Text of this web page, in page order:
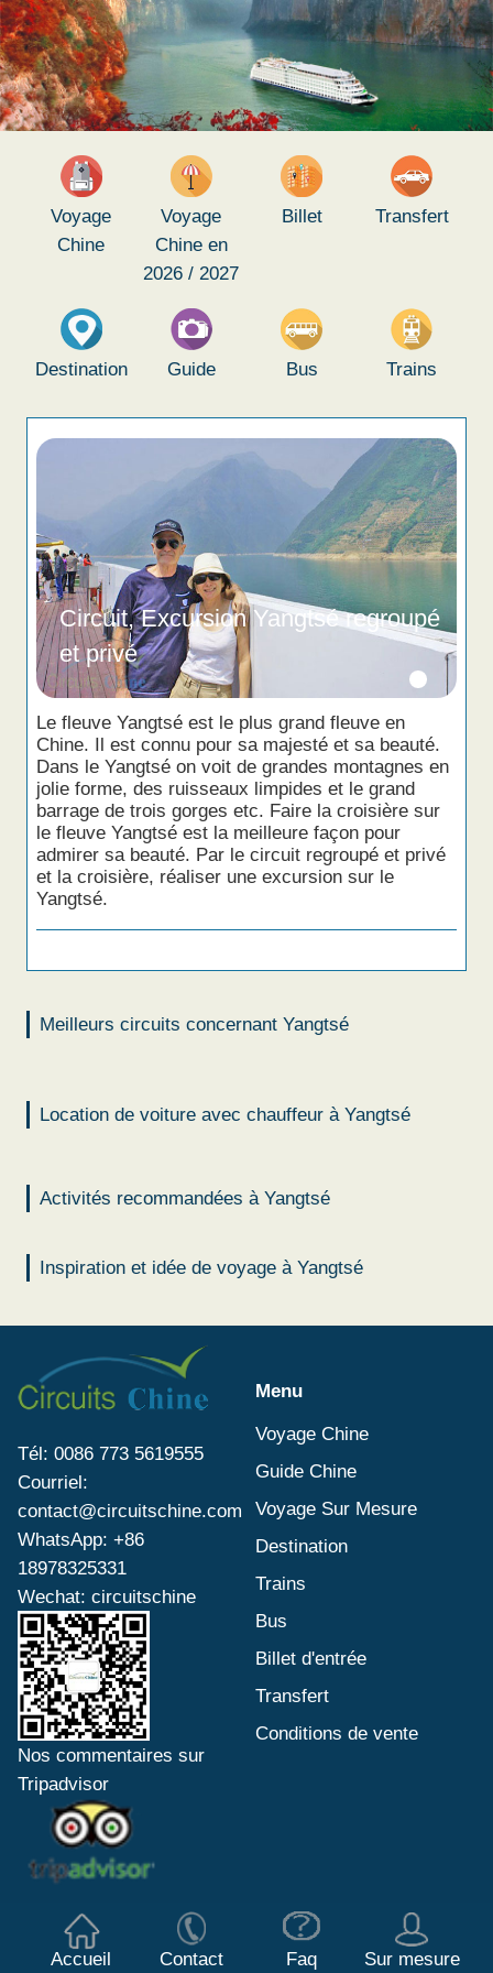
Voyage
Chine
Voyage
Chine en
2026 / 2027
Billet Transfert
Destination Guide Bus Trains
Circuit, Excursion Yangtsé regroupé
et privé
Le fleuve Yangtsé est le plus grand fleuve en
Chine. Il est connu pour sa majesté et sa beauté.
Dans le Yangtsé on voit de grandes montagnes en
jolie forme, des ruisseaux limpides et le grand
barrage de trois gorges etc. Faire la croisière sur
le fleuve Yangtsé est la meilleure façon pour
admirer sa beauté. Par le circuit regroupé et privé
et la croisière, réaliser une excursion sur le
Yangtsé.
Meilleurs circuits concernant Yangtsé
Location de voiture avec chauffeur à Yangtsé
Activités recommandées à Yangtsé
Inspiration et idée de voyage à Yangtsé
Tél: 0086 773 5619555
Courriel:
contact@circuitschine.com
WhatsApp: +86
18978325331
Wechat: circuitschine
Nos commentaires sur
Tripadvisor
Menu
Voyage Chine
Guide Chine
Voyage Sur Mesure
Destination
Trains
Bus
Billet d'entrée
Transfert
Conditions de vente
Accueil Contact Faq Sur mesure